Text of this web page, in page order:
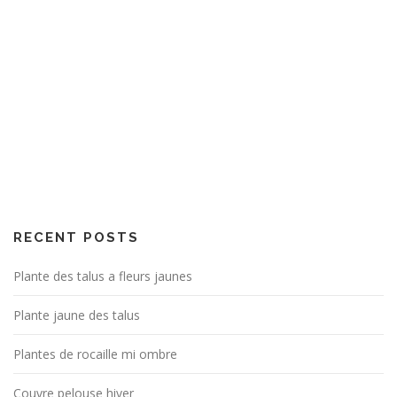
RECENT POSTS
Plante des talus a fleurs jaunes
Plante jaune des talus
Plantes de rocaille mi ombre
Couvre pelouse hiver